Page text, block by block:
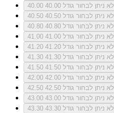
40.00
לא ניתן לבחור גודל 40.00
40.50
לא ניתן לבחור גודל 40.50
40.80
לא ניתן לבחור גודל 40.80
41.00
לא ניתן לבחור גודל 41.00
41.20
לא ניתן לבחור גודל 41.20
41.30
לא ניתן לבחור גודל 41.30
41.50
לא ניתן לבחור גודל 41.50
42.00
לא ניתן לבחור גודל 42.00
42.50
לא ניתן לבחור גודל 42.50
43.00
לא ניתן לבחור גודל 43.00
43.30
לא ניתן לבחור גודל 43.30